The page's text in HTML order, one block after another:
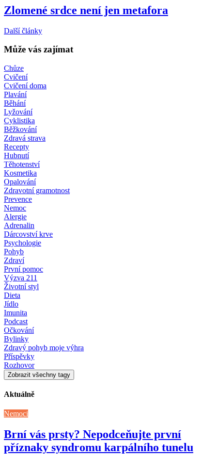
Zlomené srdce není jen metafora
Další články
Může vás zajímat
Chůze
Cvičení
Cvičení doma
Plavání
Běhání
Lyžování
Cyklistika
Běžkování
Zdravá strava
Recepty
Hubnutí
Těhotenství
Kosmetika
Opalování
Zdravotní gramotnost
Prevence
Nemoc
Alergie
Adrenalin
Dárcovství krve
Psychologie
Pohyb
Zdraví
První pomoc
Výzva 211
Životní styl
Dieta
Jídlo
Imunita
Podcast
Očkování
Bylinky
Zdravý pohyb moje výhra
Příspěvky
Rozhovor
Zobrazit všechny tagy
Aktuálně
Nemoci
Brní vás prsty? Nepodceňujte první
příznaky syndromu karpálního tunelu